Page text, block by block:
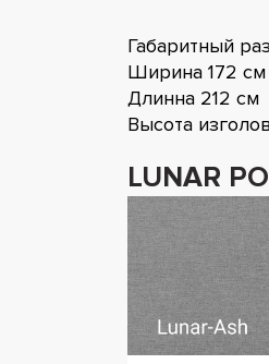
Габаритный
Ширина 172 см
Длинна 212 см
Высота
LUNAR